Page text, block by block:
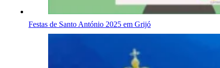
Festas de Santo António 2025 em Grijó